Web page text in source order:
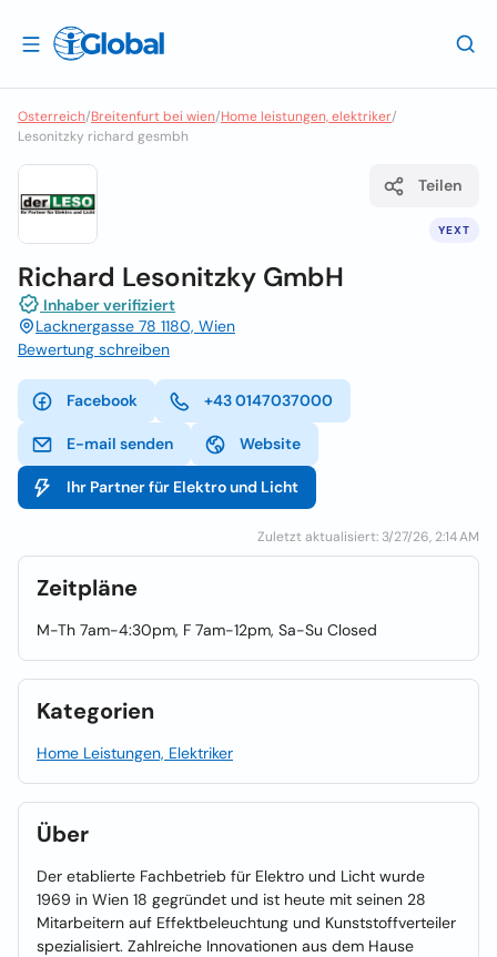
Osterreich/Breitenfurt bei wien/Home leistungen, elektriker/
Lesonitzky richard gesmbh
YEXT
Teilen
Richard Lesonitzky GmbH
Inhaber verifiziert
Lacknergasse 78 1180, Wien
Bewertung schreiben
Facebook +43 0147037000
E-mail senden Website
Ihr Partner für Elektro und Licht
Zuletzt aktualisiert: 3/27/26, 2:14 AM
Zeitpläne
M-Th 7am-4:30pm, F 7am-12pm, Sa-Su Closed
Kategorien
Home Leistungen, Elektriker
Über
Der etablierte Fachbetrieb für Elektro und Licht wurde
1969 in Wien 18 gegründet und ist heute mit seinen 28
Mitarbeitern auf Effektbeleuchtung und Kunststoffverteiler
spezialisiert. Zahlreiche Innovationen aus dem Hause